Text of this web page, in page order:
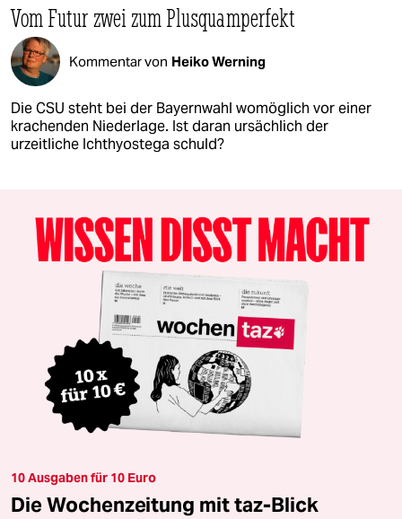
Vom Futur zwei zum Plusquamperfekt
Kommentar von Heiko Werning
Die CSU steht bei der Bayernwahl womöglich vor einer
krachenden Niederlage. Ist daran ursächlich der
urzeitliche Ichthyostega schuld?
10 Ausgaben für 10 Euro
Die Wochenzeitung mit taz-Blick